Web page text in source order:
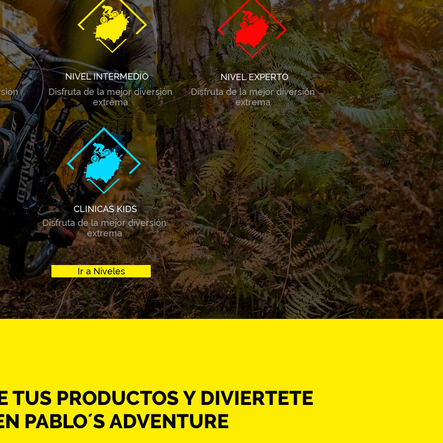
NIVEL INTERMEDIO
Disfruta de la mejor diversión
extrema
CLINICAS KIDS
NIVEL EXPERTO
Disfruta de la mejor diversión
extrema
Disfruta de la mejor diversión
extrema
Ir a Niveles
TUS PRODUCTOS Y DIVIERTETE
PABLO´S ADVENTURE